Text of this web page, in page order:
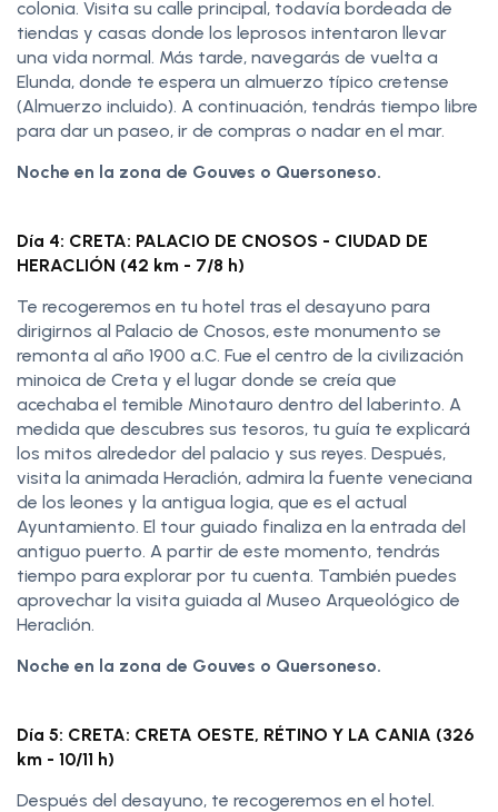
colonia. Visita su calle principal, todavía bordeada de
tiendas y casas donde los leprosos intentaron llevar
una vida normal. Más tarde, navegarás de vuelta a
Elunda, donde te espera un almuerzo típico cretense
(Almuerzo incluido). A continuación, tendrás tiempo libre
para dar un paseo, ir de compras o nadar en el mar.
Noche en la zona de Gouves o Quersoneso.
Día 4: CRETA: PALACIO DE CNOSOS - CIUDAD DE
HERACLIÓN (42 km - 7/8 h)
Te recogeremos en tu hotel tras el desayuno para
dirigirnos al Palacio de Cnosos, este monumento se
remonta al año 1900 a.C. Fue el centro de la civilización
minoica de Creta y el lugar donde se creía que
acechaba el temible Minotauro dentro del laberinto. A
medida que descubres sus tesoros, tu guía te explicará
los mitos alrededor del palacio y sus reyes. Después,
visita la animada Heraclión, admira la fuente veneciana
de los leones y la antigua logia, que es el actual
Ayuntamiento. El tour guiado finaliza en la entrada del
antiguo puerto. A partir de este momento, tendrás
tiempo para explorar por tu cuenta. También puedes
aprovechar la visita guiada al Museo Arqueológico de
Heraclión.
Noche en la zona de Gouves o Quersoneso.
Día 5: CRETA: CRETA OESTE, RÉTINO Y LA CANIA (326
km - 10/11 h)
Después del desayuno, te recogeremos en el hotel.